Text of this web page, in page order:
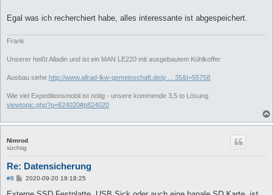
Egal was ich recherchiert habe, alles interessante ist abgespeichert.
Frank
Unserer heißt Alladin und ist ein MAN LE220 mit ausgebautem Kühlkoffer
Ausbau siehe http://www.allrad-lkw-gemeinschaft.de/p ... 35&t=55758
Wie viel Expeditionsmobil ist nötig - unsere kommende 3,5 to Lösung
viewtopic.php?p=824020#p824020
Nimrod
süchtig
Re: Datensicherung
#8
B
i
2020-09-20 19:18:25